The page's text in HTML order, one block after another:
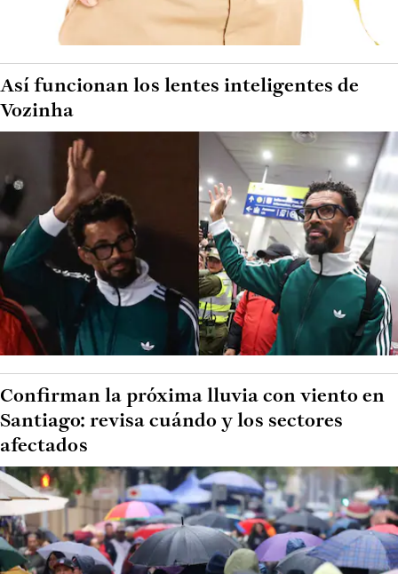
Así funcionan los lentes inteligentes de
Vozinha
Confirman la próxima lluvia con viento en
Santiago: revisa cuándo y los sectores
afectados